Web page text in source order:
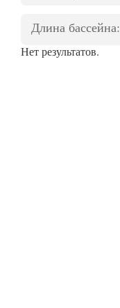
Длина бассейна:
Нет результатов.